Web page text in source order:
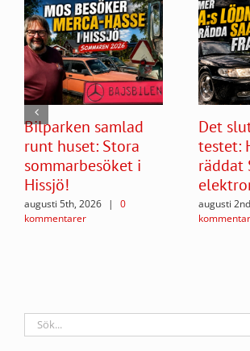
Bilparken samlad
runt huset: Stora
sommarbesöket i
Hissjö!
augusti 5th, 2026 |
0
kommentarer
Det
testet:
räddat
augusti
Sök
efter: